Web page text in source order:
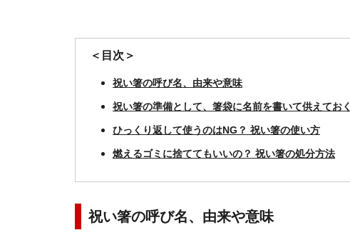
＜目次＞
祝い箸の呼び名、由来や意味
祝い箸の準備として、箸袋に名前を書いて供えておく
ひっくり返して使うのはNG？ 祝い箸の使い方
燃えるゴミに捨ててもいいの？ 祝い箸の処分方法
祝い箸の呼び名、由来や意味